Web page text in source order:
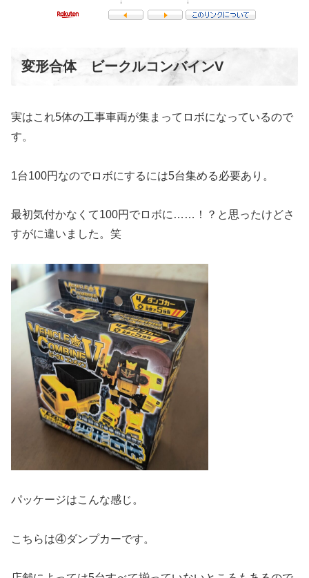
変形合体 ビークルコンバインV
実はこれ5体の工事車両が集まってロボになっているので
す。
1台100円なのでロボにするには5台集める必要あり。
最初気付かなくて100円でロボに……！？と思ったけどさ
すがに違いました。笑
パッケージはこんな感じ。
こちらは④ダンプカーです。